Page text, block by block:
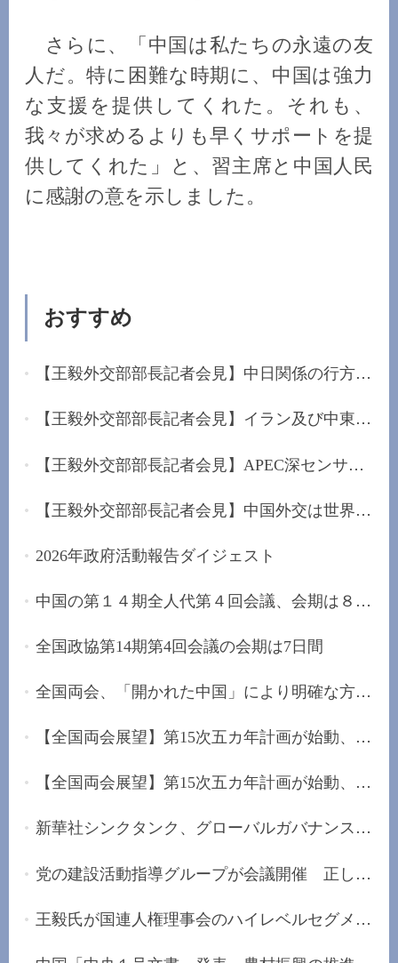
さらに、「中国は私たちの永遠の友
人だ。特に困難な時期に、中国は強力
な支援を提供してくれた。それも、
我々が求めるよりも早くサポートを提
供してくれた」と、習主席と中国人民
に感謝の意を示しました。
おすすめ
【王毅外交部部長記者会見】中日関係の行方は日本...
【王毅外交部部長記者会見】イラン及び中東に堅持...
【王毅外交部部長記者会見】APEC深センサミットを...
【王毅外交部部長記者会見】中国外交は世界的な混...
2026年政府活動報告ダイジェスト
中国の第１４期全人代第４回会議、会期は８日間
全国政協第14期第4回会議の会期は7日間
全国両会、「開かれた中国」により明確な方向性を...
【全国両会展望】第15次五カ年計画が始動、未来産...
【全国両会展望】第15次五カ年計画が始動、「安定...
新華社シンクタンク、グローバルガバナンスの改革...
党の建設活動指導グループが会議開催 正しい政治...
王毅氏が国連人権理事会のハイレベルセグメントに...